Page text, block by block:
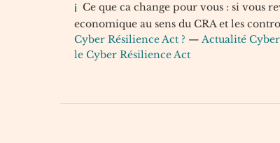
Ce que ca change pour vous : si vous
economique au sens du CRA et les
Cyber Résilience Act ? — Actualité
le Cyber Résilience Act